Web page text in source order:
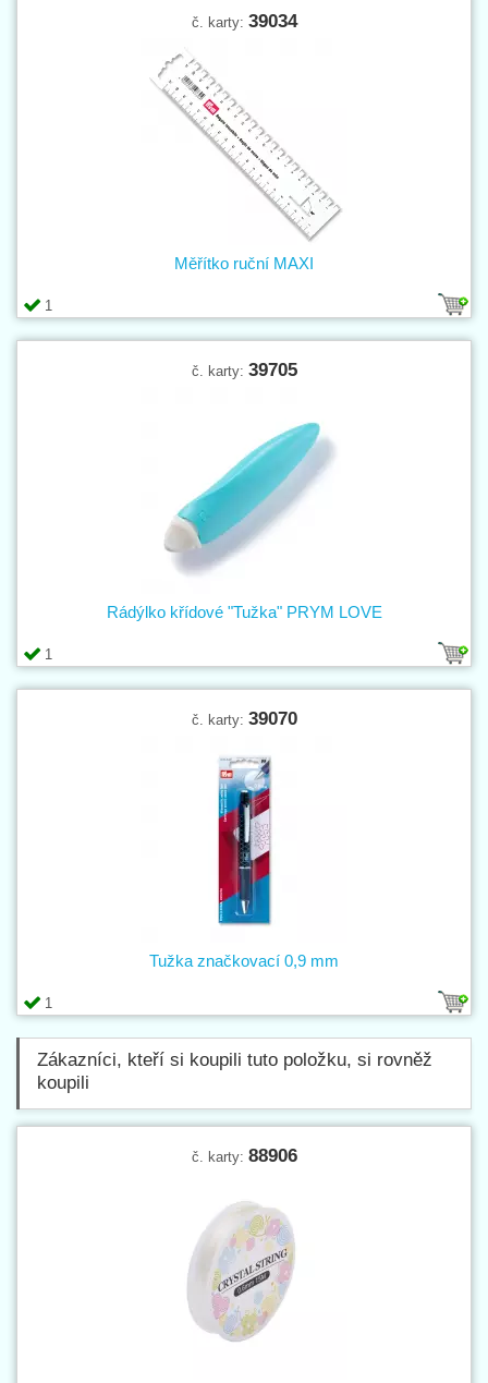
č. karty: 39034
1
Měřítko ruční MAXI
č. karty: 39705
1
Rádýlko křídové "Tužka" PRYM LOVE
č. karty: 39070
1
Tužka značkovací 0,9 mm
Zákazníci, kteří si koupili tuto položku, si rovněž
koupili
č. karty: 88906